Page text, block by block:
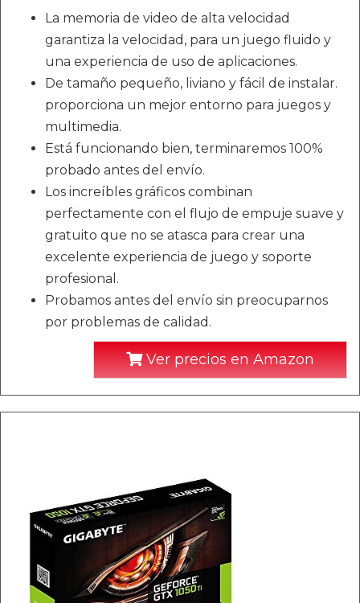
La memoria de video de alta velocidad
garantiza la velocidad, para un juego fluido y
una experiencia de uso de aplicaciones.
De tamaño pequeño, liviano y fácil de instalar.
proporciona un mejor entorno para juegos y
multimedia.
Está funcionando bien, terminaremos 100%
probado antes del envío.
Los increíbles gráficos combinan
perfectamente con el flujo de empuje suave y
gratuito que no se atasca para crear una
excelente experiencia de juego y soporte
profesional.
Probamos antes del envío sin preocuparnos
por problemas de calidad.
Ver precios en Amazon